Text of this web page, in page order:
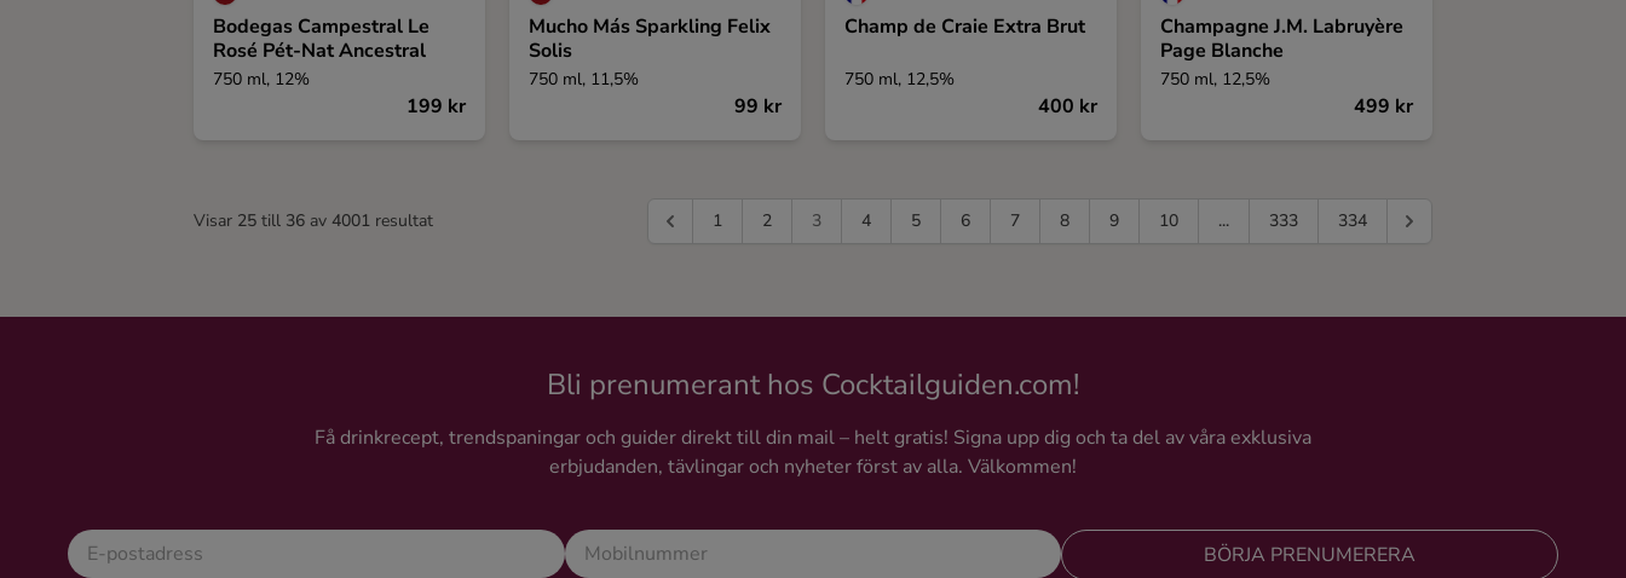
Bodegas Campestral Le
Rosé Pét-Nat Ancestral
750 ml, 12%
199 kr
Mucho Más Sparkling Felix
Solis
750 ml, 11,5%
99 kr
Champ de Craie Extra Brut
750 ml, 12,5%
400 kr
Champagne J.M. Labruyère
Page Blanche
750 ml, 12,5%
499 kr
Visar 25 till 36 av 4001 resultat 1 2 3 4 5 6 7 8 9 10 ... 333 334
Bli prenumerant hos Cocktailguiden.com!
Få drinkrecept, trendspaningar och guider direkt till din mail – helt gratis! Signa upp dig och ta del av våra exklusiva
erbjudanden, tävlingar och nyheter först av alla. Välkommen!
BÖRJA PRENUMERERA